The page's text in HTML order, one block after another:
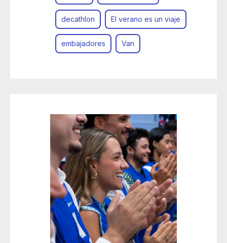
decathlon El verano es un viaje
embajadores Van